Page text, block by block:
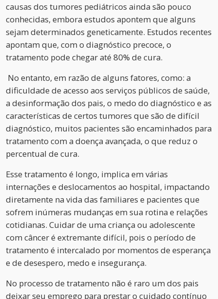
causas dos tumores pediátricos ainda são pouco
conhecidas, embora estudos apontem que alguns
sejam determinados geneticamente. Estudos recentes
apontam que, com o diagnóstico precoce, o
tratamento pode chegar até 80% de cura.
No entanto, em razão de alguns fatores, como: a
dificuldade de acesso aos serviços públicos de saúde,
a desinformação dos pais, o medo do diagnóstico e as
características de certos tumores que são de difícil
diagnóstico, muitos pacientes são encaminhados para
tratamento com a doença avançada, o que reduz o
percentual de cura.
Esse tratamento é longo, implica em várias
internações e deslocamentos ao hospital, impactando
diretamente na vida das familiares e pacientes que
sofrem inúmeras mudanças em sua rotina e relações
cotidianas. Cuidar de uma criança ou adolescente
com câncer é extremante difícil, pois o período de
tratamento é intercalado por momentos de esperança
e de desespero, medo e insegurança.
No processo de tratamento não é raro um dos pais
deixar seu emprego para prestar o cuidado contínuo